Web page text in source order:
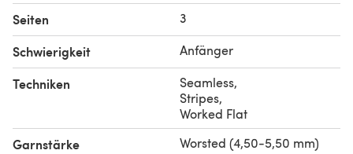
Seiten 3
Schwierigkeit Anfänger
Techniken Seamless,
Stripes,
Worked Flat
Garnstärke Worsted (4,50-5,50 mm)